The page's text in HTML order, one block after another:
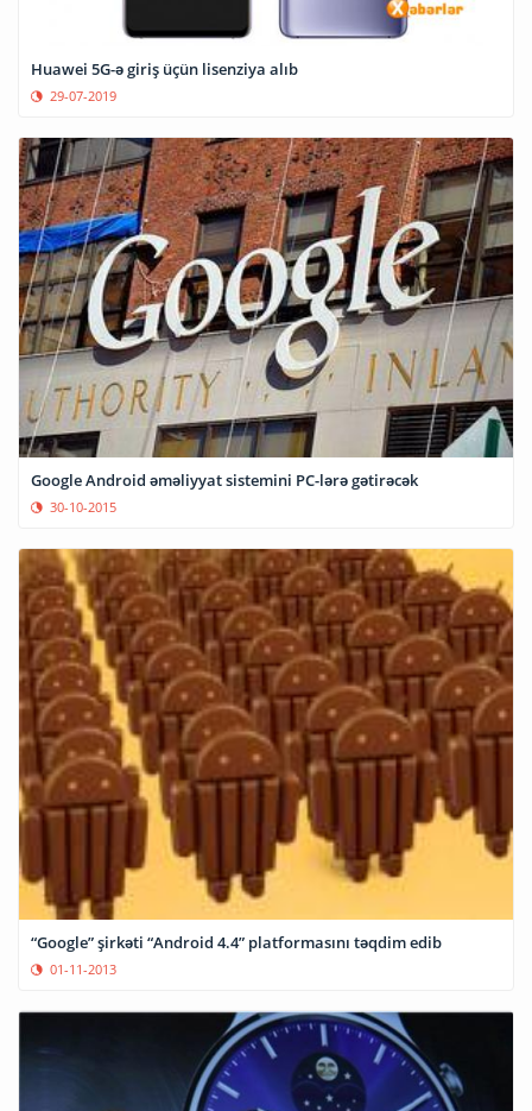
Huawei 5G-ə giriş üçün lisenziya alıb
29-07-2019
Google Android əməliyyat sistemini PC-lərə gətirəcək
30-10-2015
“Google” şirkəti “Android 4.4” platformasını təqdim edib
01-11-2013